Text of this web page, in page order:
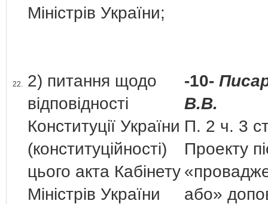
Міністрів України;
22.
2) питання щодо
відповідності
Конституції України
(конституційності)
цього акта Кабінету
Міністрів України
-10-
В.В.
П. 2 ч. 3
Проекту
або»